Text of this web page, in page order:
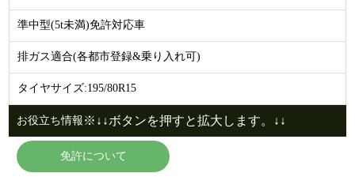
準中型(5t未満)免許対応車
排ガス適合(各都市登録&乗り入れ可)
タイヤサイズ:195/80R15
お役立ち情報 ※↓↓ボタンを押すと拡大します。↓↓
免許について